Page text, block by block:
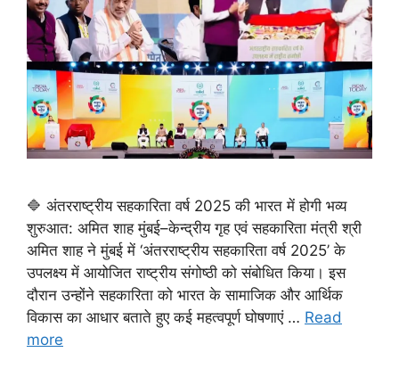
🔷 अंतरराष्ट्रीय सहकारिता वर्ष 2025 की भारत में होगी भव्य
शुरुआत: अमित शाह मुंबई–केन्द्रीय गृह एवं सहकारिता मंत्री श्री
अमित शाह ने मुंबई में ‘अंतरराष्ट्रीय सहकारिता वर्ष 2025’ के
उपलक्ष्य में आयोजित राष्ट्रीय संगोष्ठी को संबोधित किया। इस
दौरान उन्होंने सहकारिता को भारत के सामाजिक और आर्थिक
विकास का आधार बताते हुए कई महत्वपूर्ण घोषणाएं … Read
more